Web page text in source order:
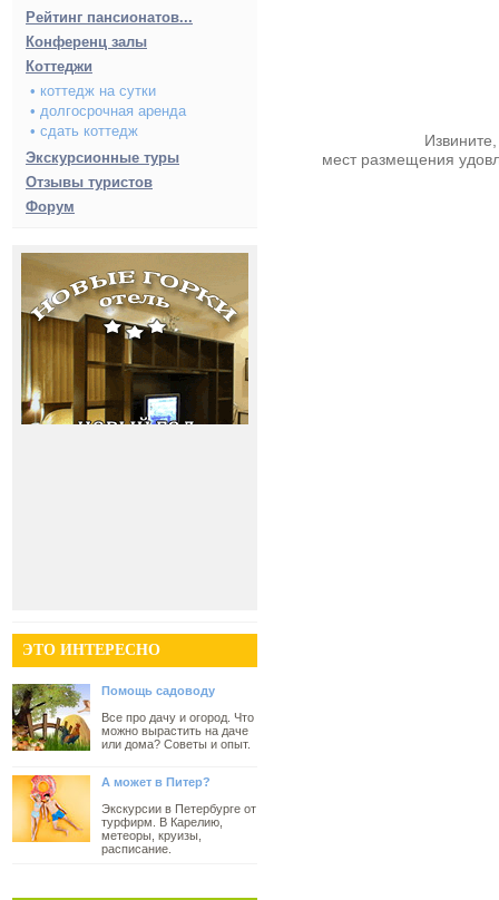
Рейтинг пансионатов...
Конференц залы
Коттеджи
• коттедж на сутки
• долгосрочная аренда
• сдать коттедж
Экскурсионные туры
Отзывы туристов
Форум
ЭТО ИНТЕРЕСНО
Помощь садоводу
Все про дачу и огород. Что
можно вырастить на даче
или дома? Советы и опыт.
А может в Питер?
Экскурсии в Петербурге от
турфирм. В Карелию,
метеоры, круизы,
расписание.
мест размещения